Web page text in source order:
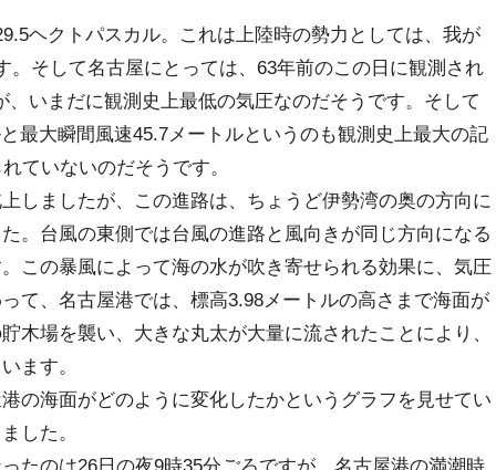
ヘクトパスカル。これは上陸時の勢力としては、我が
。そして名古屋にとっては、63年前のこの日に観測され
いまだに観測史上最低の気圧なのだそうです。そして
最大瞬間風速45.7メートルというのも観測史上最大の記
ていないのだそうです。
ましたが、この進路は、ちょうど伊勢湾の奥の方向に
。台風の東側では台風の進路と風向きが同じ方向になる
この暴風によって海の水が吹き寄せられる効果に、気圧
て、名古屋港では、標高3.98メートルの高さまで海面が
木場を襲い、大きな丸太が大量に流されたことにより、
ます。
海面がどのように変化したかというグラフを見せてい
した。